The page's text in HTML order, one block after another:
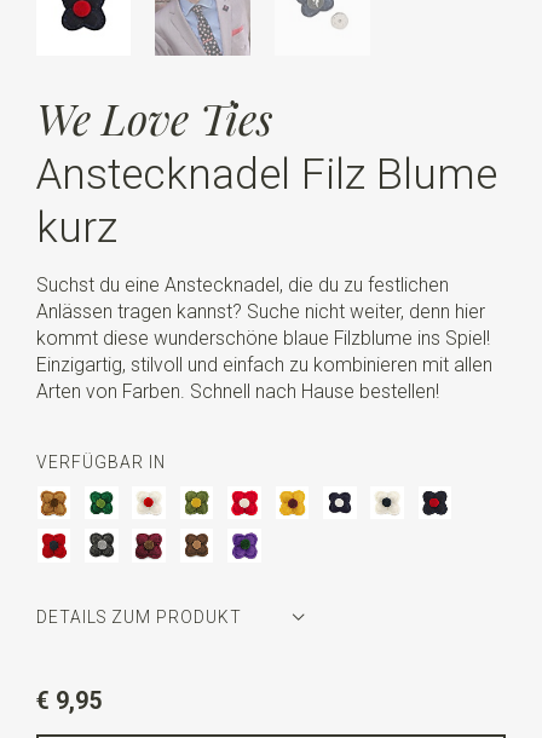
We Love Ties
Anstecknadel Filz Blume
kurz
Suchst du eine Anstecknadel, die du zu festlichen
Anlässen tragen kannst? Suche nicht weiter, denn hier
kommt diese wunderschöne blaue Filzblume ins Spiel!
Einzigartig, stilvoll und einfach zu kombinieren mit allen
Arten von Farben. Schnell nach Hause bestellen!
VERFÜGBAR IN
DETAILS ZUM PRODUKT
Farbe
€ 9,95